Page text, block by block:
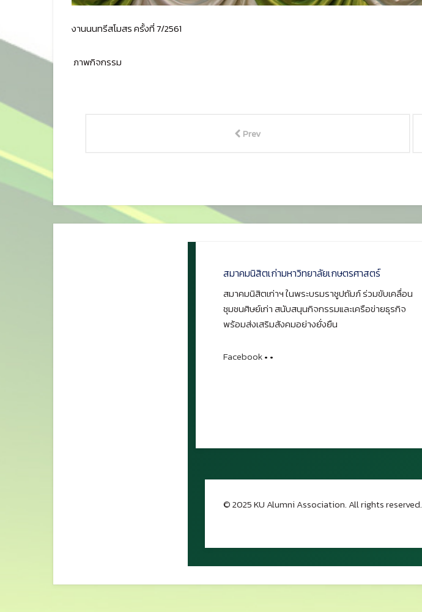
งานนนทรีสโมสร ครั้งที่ 7/2561
ภาพกิจกรรม
Prev
สมาคมนิสิตเก่ามหาวิทยาลัยเกษตรศาสตร์
สมาคมนิสิตเก่าฯ ในพระบรมราชูปถัมภ์ ร่วมขับเคลื่อน
ชุมชนศิษย์เก่า สนับสนุนกิจกรรมและเครือข่ายธุรกิจ
พร้อมส่งเสริมสังคมอย่างยั่งยืน
Facebook• •
© 2025 KU Alumni Association. All rights reserved.